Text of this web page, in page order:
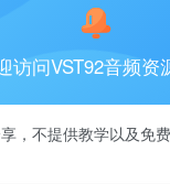
VST插件
8个月前
访问VST92音频资
，不提供教学以及免